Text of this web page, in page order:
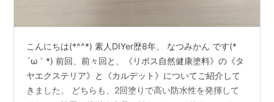
こんにちは(*^^*) 素人DIYer歴8年、 なつみかん です(*
´ω｀*) 前回、前々回と、《リボス自然健康塗料》の《タ
ヤエクステリア》と《カルデット》についてご紹介して
きました。 どちらも、2回塗りで高い防水性を発揮して